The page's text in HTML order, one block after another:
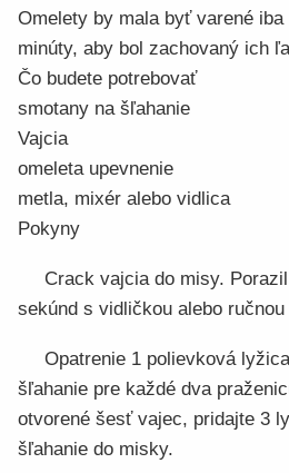
Omelety by mala byť varené
minúty, aby bol zachovaný ich
Čo budete potrebovať
smotany na šľahanie
Vajcia
omeleta upevnenie
metla, mixér alebo vidlica
Pokyny
Crack vajcia do misy.
sekúnd s vidličkou alebo
Opatrenie 1 polievková
šľahanie pre každé dva
otvorené šesť vajec, pridajte 3
šľahanie do misky.